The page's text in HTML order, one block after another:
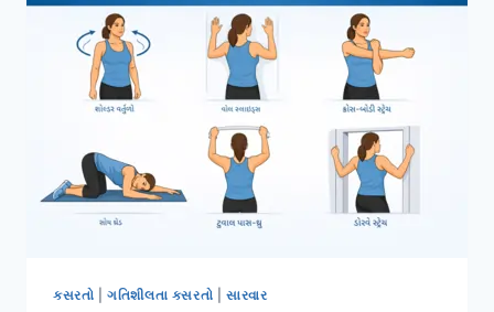
ટેકનિક્સ
કસરતો |ગતિશીલતા કસરતો સારવાર